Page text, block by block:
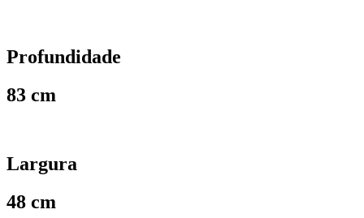
Profundidade
83 cm
Largura
48 cm